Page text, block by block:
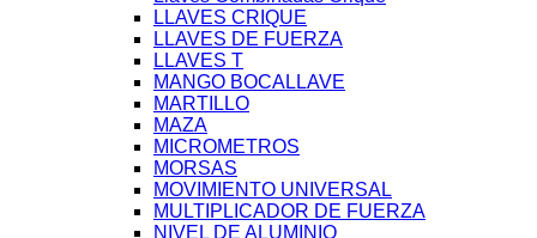
LLAVES CRIQUE
LLAVES DE FUERZA
LLAVES T
MANGO BOCALLAVE
MARTILLO
MAZA
MICROMETROS
MORSAS
MOVIMIENTO UNIVERSAL
MULTIPLICADOR DE FUERZA
NIVEL DE ALUMINIO